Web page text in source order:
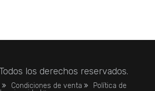
los derechos reservados.
Condiciones de venta
Política de